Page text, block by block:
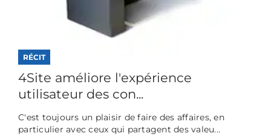
RÉCIT
4Site améliore l'expérience
utilisateur des con...
C'est toujours un plaisir de faire des affaires, en
particulier avec ceux qui partagent des valeu...